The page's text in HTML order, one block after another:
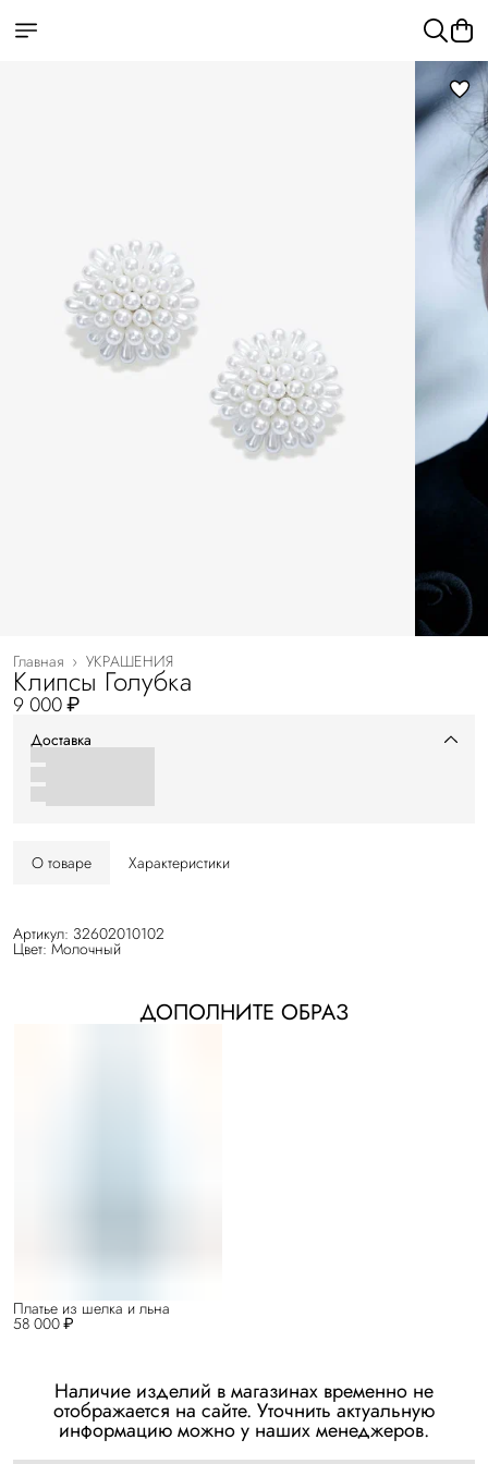
УКРАШЕНИЯ
Главная ›
Клипсы Голубка
9 000 ₽
Доставка
О товаре Характеристики
Артикул: 32602010102
Цвет: Молочный
ДОПОЛНИТЕ ОБРАЗ
58 000 ₽
Платье из шелка и льна
Наличие изделий в магазинах временно не
отображается на сайте. Уточнить актуальную
информацию можно у наших менеджеров.